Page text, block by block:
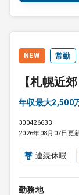
NEW 常勤
【札幌近
年収最大2,500
300426633
2026年08月07日更
連続休暇
勤務地